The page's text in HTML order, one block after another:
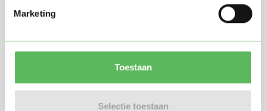
Marketing
Toestaan
Selectie toestaan
oppassers/gastouders
Hoeveel verdien ik als oppas?
Hoe bepaal ik mijn uurtarief als oppas?